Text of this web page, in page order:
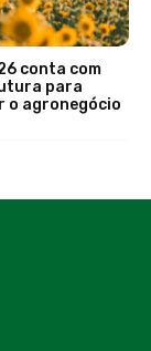
conta com
para
o agronegócio